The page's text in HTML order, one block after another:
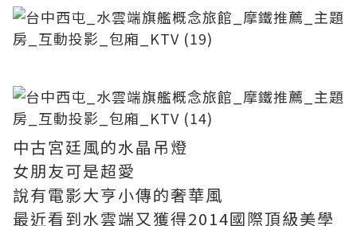
中古宮廷風的水晶吊燈
女朋友可是超愛
說有電影大亨小傳的奢華風
最近看到水雲端又獲得2014國際頂級美學